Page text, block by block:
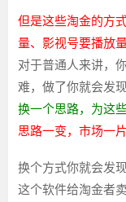
但是这些淘金的方
量、影视号要播放
对于普通人来讲，
难，做了你就会发
换一个思路，为这
思路一变，市场一片
换个方式你就会发
这个软件给淘金者